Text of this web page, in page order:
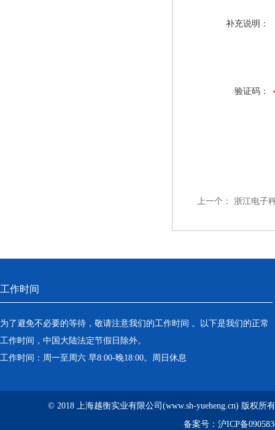
补充说明：
验证码：
上一个： 浙江电子
工作时间
为了避免不必要的等待，敬请注意我们的工作时间 。以下是我们的正常
工作时间，中国大陆法定节假日除外。
工作时间：周一至周六 早8:00-晚18:00。周日休息
© 2018 上海越衡实业有限公司(www.sh-yueheng.cn) 版权所
备案号： 沪ICP备